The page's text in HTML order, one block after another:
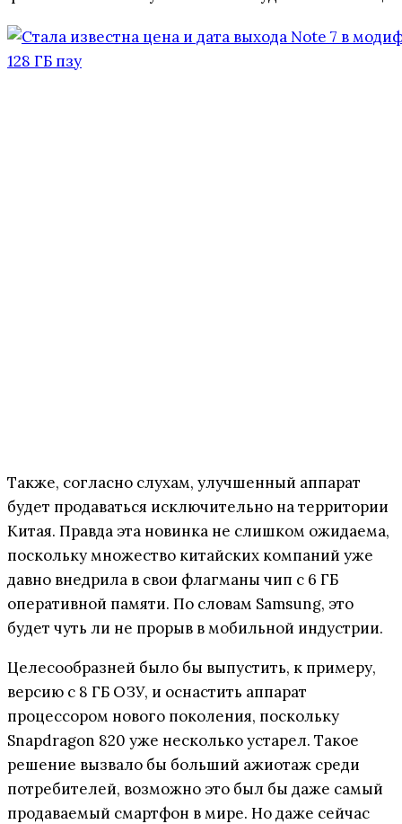
Также, согласно слухам, улучшенный аппарат
будет продаваться исключительно на территории
Китая. Правда эта новинка не слишком ожидаема,
поскольку множество китайских компаний уже
давно внедрила в свои флагманы чип с 6 ГБ
оперативной памяти. По словам Samsung, это
будет чуть ли не прорыв в мобильной индустрии.
Целесообразней было бы выпустить, к примеру,
версию с 8 ГБ ОЗУ, и оснастить аппарат
процессором нового поколения, поскольку
Snapdragon 820 уже несколько устарел. Такое
решение вызвало бы больший ажиотаж среди
потребителей, возможно это был бы даже самый
продаваемый смартфон в мире. Но даже сейчас